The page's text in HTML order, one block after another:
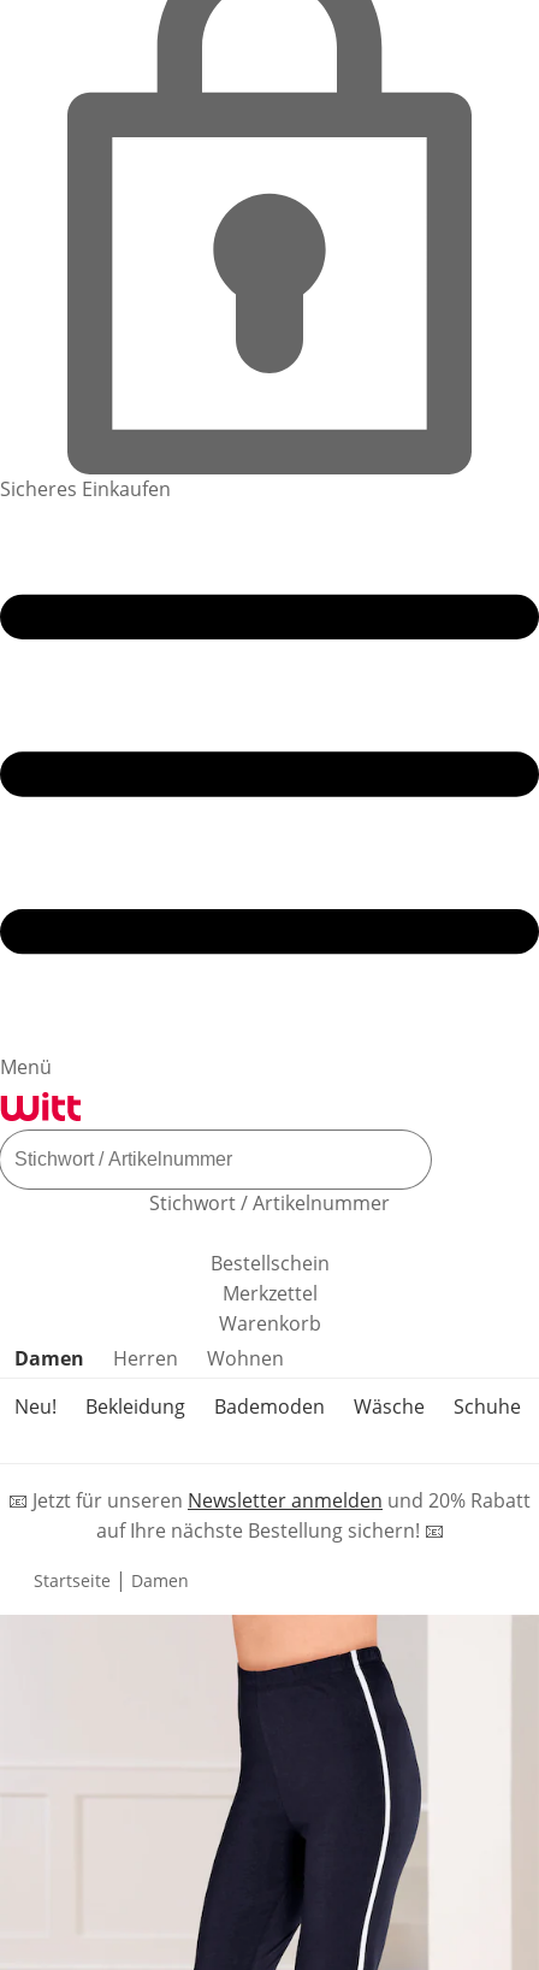
Sicheres Einkaufen
Menü
Stichwort / Artikelnummer
Bestellschein
Merkzettel
Warenkorb
Produktkategorien überspringen
Damen Herren
Wohnen
Neu!
Bekleidung Bademoden Wäsche Schuhe
📧 Jetzt für unseren Newsletter anmelden und 20% Rabatt
auf Ihre nächste Bestellung sichern! 📧
Startseite | Damen